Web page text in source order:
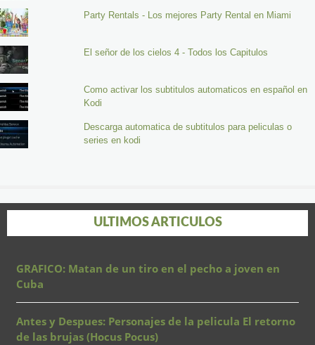
Party Rentals - Los mejores Party Rental en Miami
El señor de los cielos 4 - Todos los Capitulos
Como activar los subtitulos automaticos en español en
Kodi
Descarga automatica de subtitulos para peliculas o
series en kodi
ULTIMOS ARTICULOS
GRAFICO: Matan de un tiro en el pecho a joven en
Cuba
Antes y Despues: Personajes de la pelicula El retorno
de las brujas (Hocus Pocus)